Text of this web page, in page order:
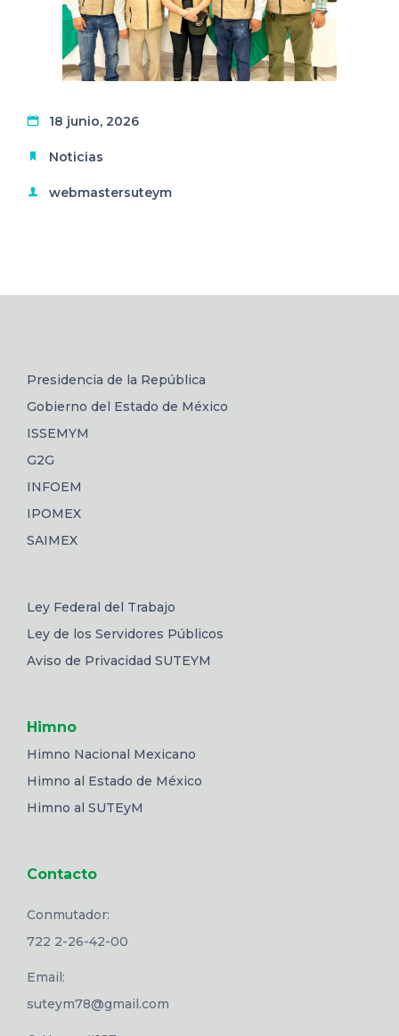
18 junio, 2026
Noticias
webmastersuteym
Presidencia de la República
Gobierno del Estado de México
ISSEMYM
G2G
INFOEM
IPOMEX
SAIMEX
Ley Federal del Trabajo
Ley de los Servidores Públicos
Aviso de Privacidad SUTEYM
Himno
Himno Nacional Mexicano
Himno al Estado de México
Himno al SUTEyM
Contacto
Conmutador:
722 2-26-42-00
Email:
suteym78@gmail.com